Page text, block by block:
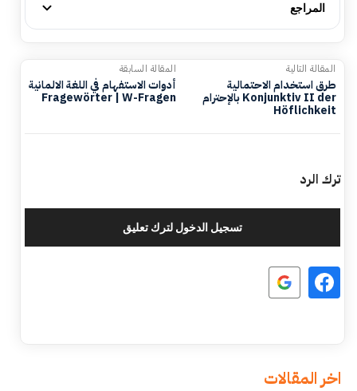
المراجع
المقالة السابقة
أدوات الاستفهام في اللغة الالمانية
Fragewörter | W-Fragen
المقالة التالية
طرق استخدام الاحتمالية
بالإحترام Konjunktiv II der
Höflichkeit
ترك الرد
تسجيل الدخول لترك تعليق
اخر المقالات